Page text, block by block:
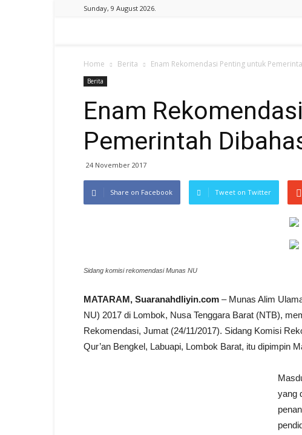
Sunday, 9 August 2026.
Home Berita Enam Rekomendasi Penting untuk
Berita
Enam
Pemerintah
24 November 2017
Share on Facebook Tweet on Twitter
Sidang komisi rekomendasi Munas NU
MATARAM, Suaranahdliyin.com – Munas Alim
NU) 2017 di Lombok, Nusa Tenggara Barat (NTB),
Rekomendasi, Jumat (24/11/2017). Sidang Komisi
Qur’an Bengkel, Labuapi, Lombok Barat, itu dipimpin
yang